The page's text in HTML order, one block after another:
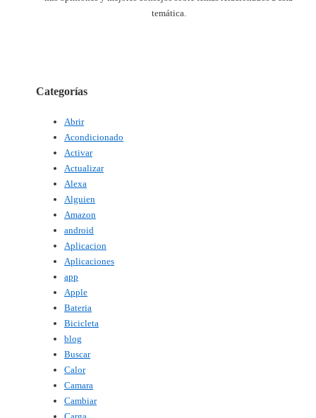
temática.
Categorías
Abrir
Acondicionado
Activar
Actualizar
Alexa
Alguien
Amazon
android
Aplicacion
Aplicaciones
app
Apple
Bateria
Bicicleta
blog
Buscar
Calor
Camara
Cambiar